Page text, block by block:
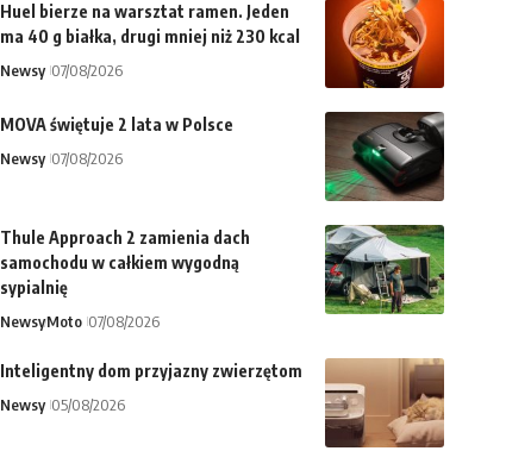
Huel bierze na warsztat ramen. Jeden
ma 40 g białka, drugi mniej niż 230 kcal
Newsy 07/08/2026
MOVA świętuje 2 lata w Polsce
Newsy 07/08/2026
Thule Approach 2 zamienia dach
samochodu w całkiem wygodną
sypialnię
NewsyMoto 07/08/2026
Inteligentny dom przyjazny zwierzętom
Newsy 05/08/2026